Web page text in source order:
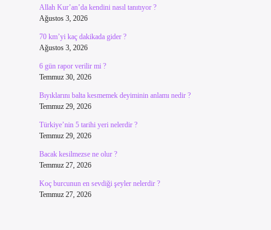
Allah Kur’an’da kendini nasıl tanıtıyor ?
Ağustos 3, 2026
70 km’yi kaç dakikada gider ?
Ağustos 3, 2026
6 gün rapor verilir mi ?
Temmuz 30, 2026
Bıyıklarını balta kesmemek deyiminin anlamı nedir ?
Temmuz 29, 2026
Türkiye’nin 5 tarihi yeri nelerdir ?
Temmuz 29, 2026
Bacak kesilmezse ne olur ?
Temmuz 27, 2026
Koç burcunun en sevdiği şeyler nelerdir ?
Temmuz 27, 2026